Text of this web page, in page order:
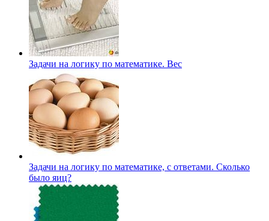
Задачи на логику по математике. Вес
Задачи на логику по математике, с ответами. Сколько
было яиц?